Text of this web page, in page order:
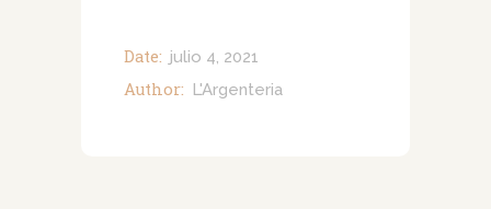
Date: julio 4, 2021
Author: L'Argenteria